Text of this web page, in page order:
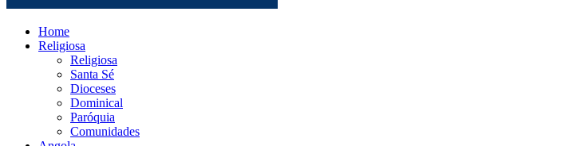
Home
Religiosa
Religiosa
Santa Sé
Dioceses
Dominical
Paróquia
Comunidades